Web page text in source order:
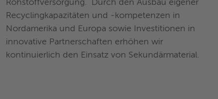
Rohstoffversorgung. Durch den Ausbau eigener
Recyclingkapazitäten und -kompetenzen in
Nordamerika und Europa sowie Investitionen in
innovative Partnerschaften erhöhen wir
kontinuierlich den Einsatz von Sekundärmaterial.